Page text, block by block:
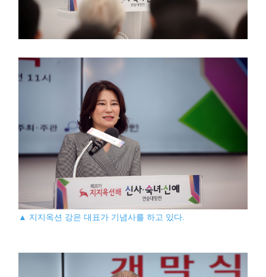
▲ 지지옥션 강은 대표가 기념사를 하고 있다.